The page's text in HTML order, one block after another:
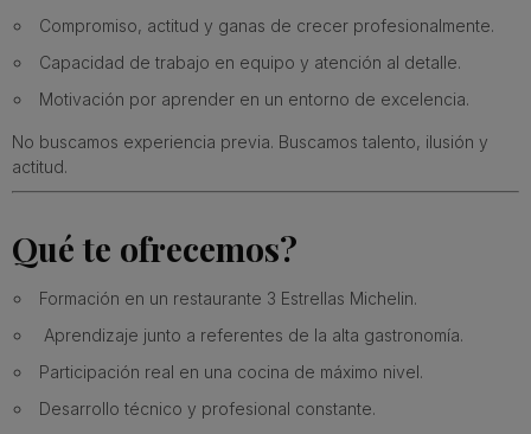
Compromiso, actitud y ganas de crecer profesionalmente.
Capacidad de trabajo en equipo y atención al detalle.
Motivación por aprender en un entorno de excelencia.
No buscamos experiencia previa. Buscamos talento, ilusión y
actitud.
Qué te ofrecemos?
Formación en un restaurante 3 Estrellas Michelin.
Aprendizaje junto a referentes de la alta gastronomía.
Participación real en una cocina de máximo nivel.
Desarrollo técnico y profesional constante.